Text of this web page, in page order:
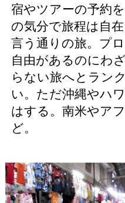
宿やツアーの予約
の気分で旅程は自
言う通りの旅。プ
自由があるのにわ
らない旅へとラン
い。ただ沖縄やハ
はする。南米やア
ど。